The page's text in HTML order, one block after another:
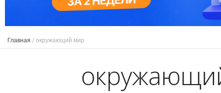
Главная / окружающий мир